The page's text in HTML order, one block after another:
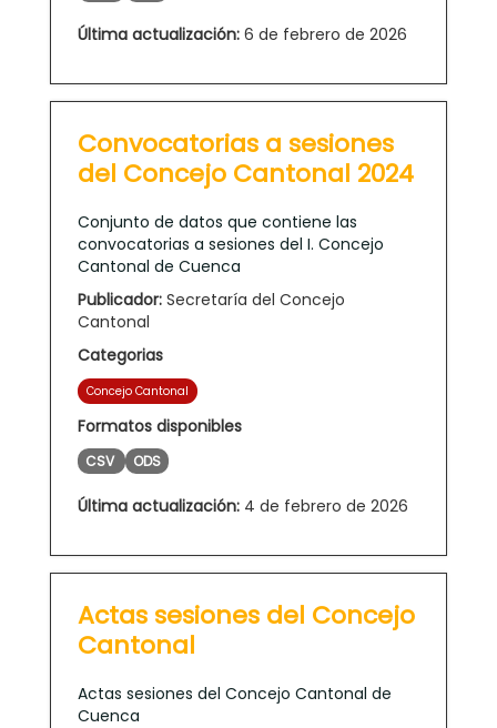
Última actualización: 6 de febrero de 2026
Convocatorias a sesiones
del Concejo Cantonal 2024
Conjunto de datos que contiene las
convocatorias a sesiones del I. Concejo
Cantonal de Cuenca
Publicador: Secretaría del Concejo
Cantonal
Categorias
Concejo Cantonal
Formatos disponibles
CSV ODS
Última actualización: 4 de febrero de 2026
Actas sesiones del Concejo
Cantonal
Actas sesiones del Concejo Cantonal de
Cuenca